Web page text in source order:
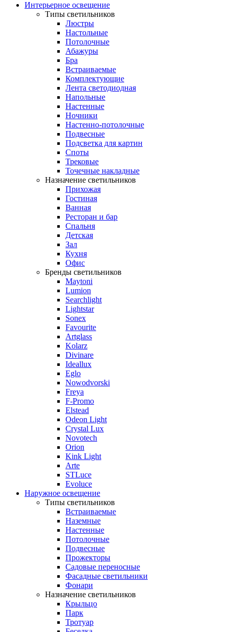
Интерьерное освещение
Типы светильников
Люстры
Настольные
Потолочные
Абажуры
Бра
Встраиваемые
Комплектующие
Лента светодиодная
Напольные
Настенные
Ночники
Настенно-потолочные
Подвесные
Подсветка для картин
Споты
Трековые
Точечные накладные
Назначение светильников
Прихожая
Гостиная
Ванная
Ресторан и бар
Спальня
Детская
Зал
Кухня
Офис
Бренды светильников
Maytoni
Lumion
Searchlight
Lightstar
Sonex
Favourite
Artglass
Kolarz
Divinare
Ideallux
Eglo
Nowodvorski
Freya
F-Promo
Elstead
Odeon Light
Crystal Lux
Novotech
Orion
Kink Light
Arte
STLuce
Evoluce
Наружное освещение
Типы светильников
Встраиваемые
Наземные
Настенные
Потолочные
Подвесные
Прожекторы
Садовые переносные
Фасадные светильники
Фонари
Назначение светильников
Крыльцо
Парк
Тротуар